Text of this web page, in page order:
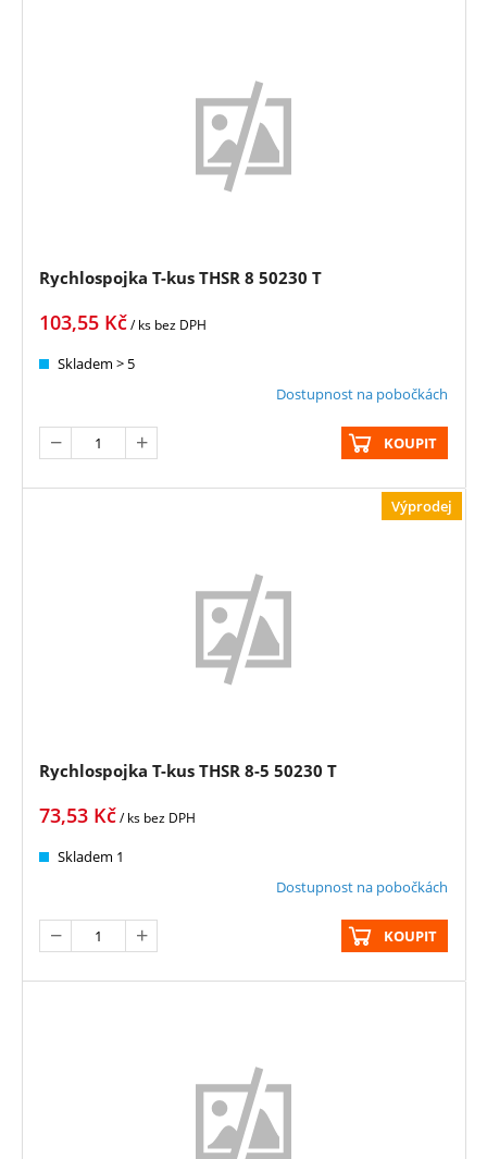
Rychlospojka T-kus THSR 8 50230 T
103,55 Kč/ ks bez DPH
Skladem > 5
Dostupnost na pobočkách
KOUPIT
Výprodej
Rychlospojka T-kus THSR 8-5 50230 T
73,53 Kč/ ks bez DPH
Skladem 1
Dostupnost na pobočkách
KOUPIT